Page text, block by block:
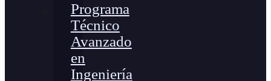
Programa
Técnico
Avanzado
en
Ingeniería